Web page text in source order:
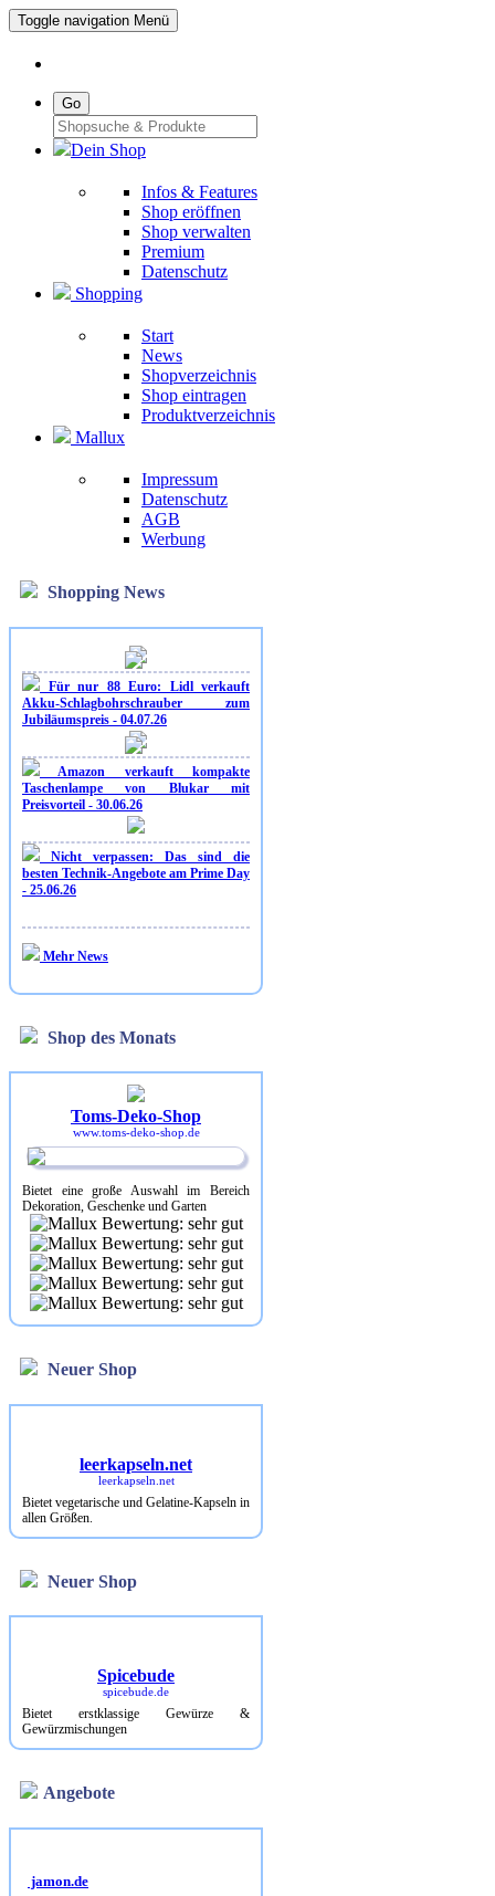
Toggle navigation Menü
Go
Dein Shop
Infos & Features
Shop eröffnen
Shop verwalten
Premium
Datenschutz
Shopping
Start
News
Shopverzeichnis
Shop eintragen
Produktverzeichnis
Mallux
Impressum
Datenschutz
AGB
Werbung
Shopping News
Für nur 88 Euro: Lidl verkauft
Akku-Schlagbohrschrauber zum
Jubiläumspreis - 04.07.26
Amazon verkauft kompakte
Taschenlampe von Blukar mit
Preisvorteil - 30.06.26
Nicht verpassen: Das sind die
besten Technik-Angebote am Prime Day
- 25.06.26
Mehr News
Shop des Monats
Toms-Deko-Shop
www.toms-deko-shop.de
Bietet eine große Auswahl im Bereich
Dekoration, Geschenke und Garten
Neuer Shop
leerkapseln.net
leerkapseln.net
Bietet vegetarische und Gelatine-Kapseln in
allen Größen.
Neuer Shop
Spicebude
spicebude.de
Bietet erstklassige Gewürze &
Gewürzmischungen
Angebote
jamon.de